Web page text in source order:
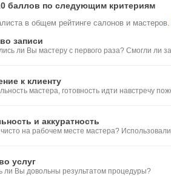
баллов по следующим критериям
в общем рейтинге салонов и мастеров.
записи
ли Вы мастеру с первого раза? Смогли ли
к клиенту
мастера, готовность идти навстречу
и аккуратность
на рабочем месте мастера?
услуг
ли Вы довольны результатом процедуры?